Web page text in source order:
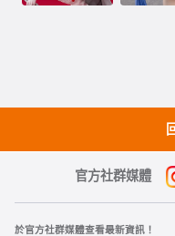
官方社群媒體
於官方社群媒體查看最新資訊！